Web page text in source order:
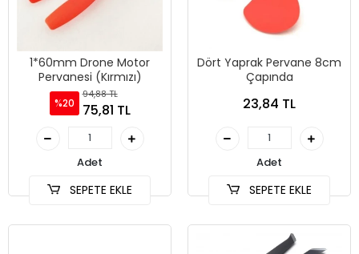
1*60mm Drone Motor
Pervanesi (Kırmızı)
%20
94,88 TL
75,81 TL
Adet
SEPETE EKLE
Dört Yaprak Pervane 8cm
Çapında
23,84 TL
Adet
SEPETE EKLE